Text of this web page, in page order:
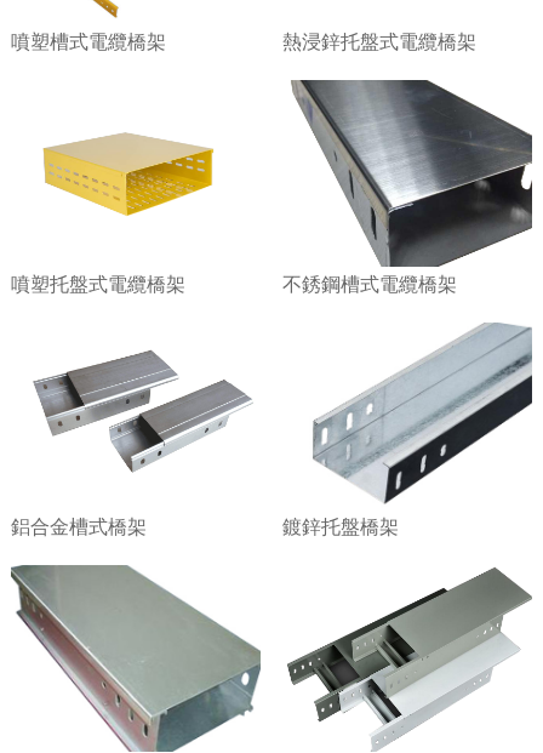
噴塑槽式電纜橋架 熱浸鋅托盤式電纜橋架
噴塑托盤式電纜橋架 不銹鋼槽式電纜橋架
鋁合金槽式橋架 鍍鋅托盤橋架